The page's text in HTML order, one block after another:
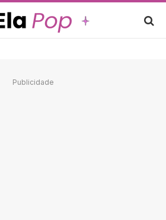
Publicidade